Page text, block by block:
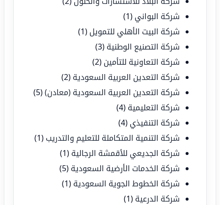
شركة البواني (1)
شركة البيت الأهلي للتمويل (1)
شركة التصنيع الوطنية (3)
شركة التعاونية للتأمين (2)
شركة التعدين العربية السعودية (2)
شركة التعدين العربية السعودية (معادن)(5)
شركة التعليمية (4)
شركة التنفيذي (4)
شركة التنمية المتكاملة للتعليم والتدريب (1)
شركة الجديعي للأقمشة الرجالية (1)
شركة الخدمات الأرضية السعودية (5)
شركة الخطوط الجوية السعودية (1)
شركة الدرعية (1)